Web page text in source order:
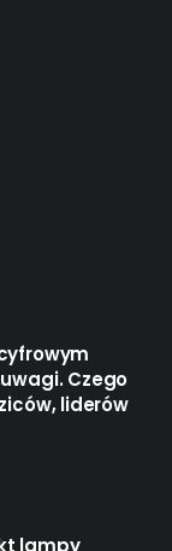
Czego
liderów